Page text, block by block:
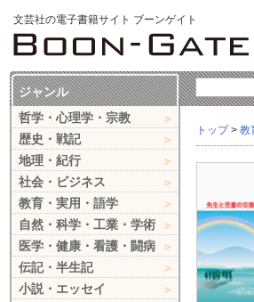
文芸社の電子書籍サイト ブーンゲイト
トップ> 教
ジャンル
哲学・心理学・宗教
歴史・戦記
地理・紀行
社会・ビジネス
教育・実用・語学
自然・科学・工業・学術
医学・健康・看護・闘病
伝記・半生記
小説・エッセイ